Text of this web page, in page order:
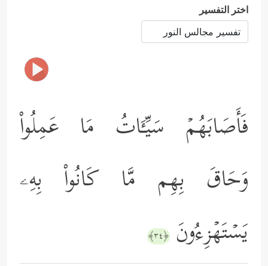
اختر التفسير
فَأَصَابَهُمۡ سَیِّـَٔاتُ مَا عَمِلُواْ
وَحَاقَ بِهِم مَّا كَانُواْ بِهِۦ
یَسۡتَهۡزِءُونَ ﴿٣٤﴾